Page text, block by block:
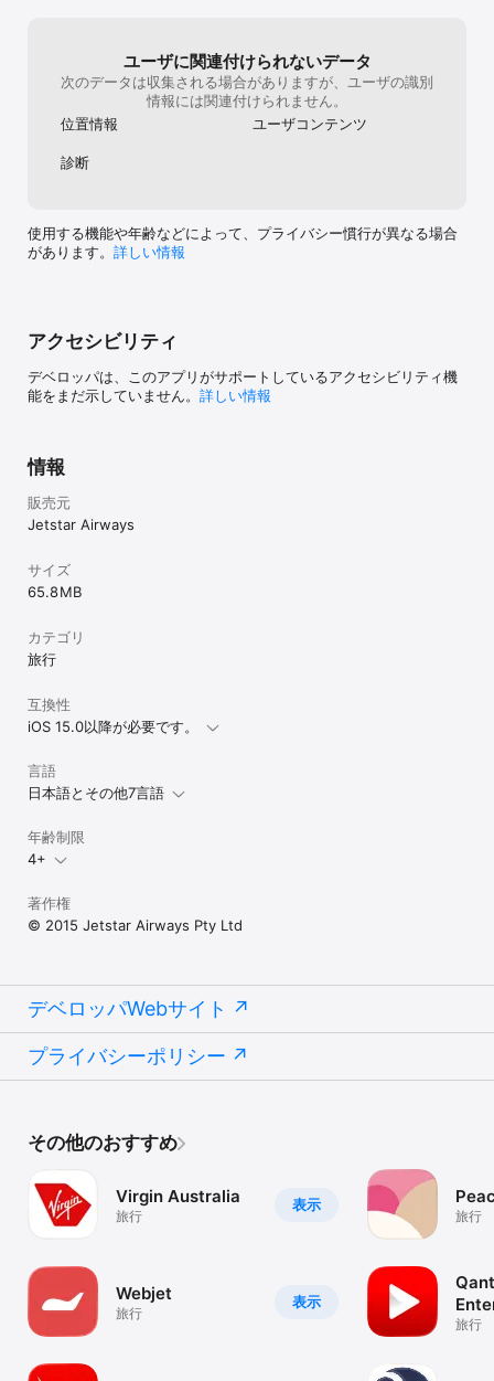
ユーザに関連付けられないデータ
次のデータは収集される場合がありますが、ユーザの識別
情報には関連付けられません。
位置情報
ユーザコンテンツ
診断
使用する機能や年齢などによって、プライバシー慣行が異なる場合
があります。 詳しい情報
アクセシビリティ
デベロッパは、このアプリがサポートしているアクセシビリティ機
能をまだ示していません。 詳しい情報
情報
販売元
Jetstar Airways
サイズ
65.8 MB
カテゴリ
旅行
互換性
iOS 15.0以降が必要です。
言語
日本語とその他7言語
年齢制限
4+
著作権
© 2015 Jetstar Airways Pty Ltd
デベロッパWebサイト
プライバシーポリシー
その他のおすすめ
表示
Virgin Australia
旅行
表示
Webjet
旅行
旅行
旅行